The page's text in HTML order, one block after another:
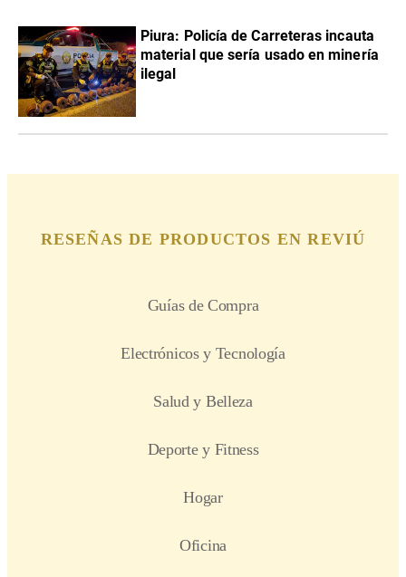
Piura: Policía de Carreteras incauta
material que sería usado en minería
ilegal